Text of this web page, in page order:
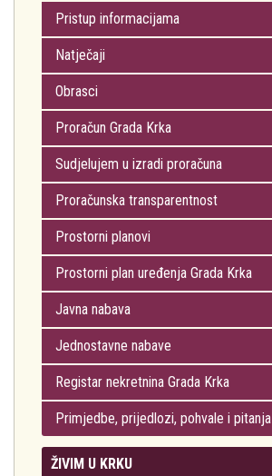
Pristup informacijama
Natječaji
Obrasci
Proračun Grada Krka
Sudjelujem u izradi proračuna
Proračunska transparentnost
Prostorni planovi
Prostorni plan uređenja Grada Krka
Javna nabava
Jednostavne nabave
Registar nekretnina Grada Krka
Primjedbe, prijedlozi, pohvale i pitanja
ŽIVIM U KRKU